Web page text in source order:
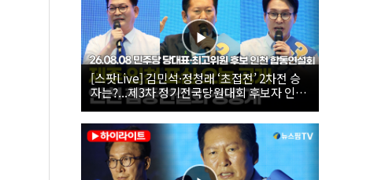
[스팟Live] 김민석·정청래 ‘초접전’ 2차전 승
자는?...제3차 정기전국당원대회 후보자 인천
합동연설회 생중계 | 26.08.08